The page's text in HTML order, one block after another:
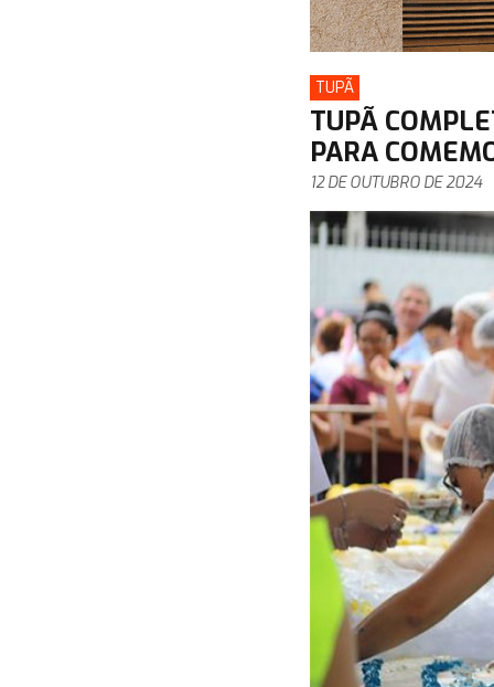
TUPÃ
TUPÃ
PARA
12 DE OUTUBRO DE 2024